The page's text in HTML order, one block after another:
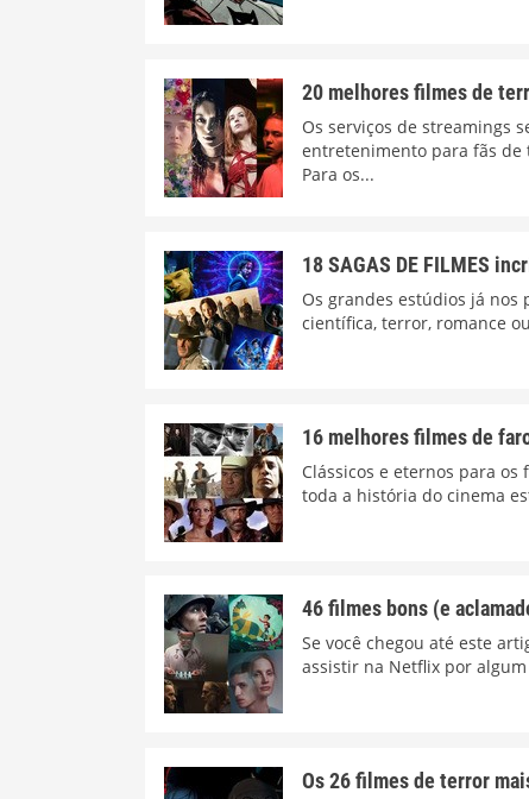
20 melhores filmes de
Os serviços de streamings
entretenimento para fãs de
Para os...
18 SAGAS DE FILMES
Os grandes estúdios já nos
científica, terror, romance
16 melhores filmes de
Clássicos e eternos para
toda a história do cinema
46 filmes bons (e
Se você chegou até este
assistir na Netflix por
Os 26 filmes de terror